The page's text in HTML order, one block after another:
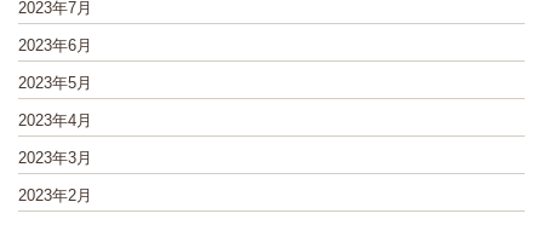
2023年7月
2023年6月
2023年5月
2023年4月
2023年3月
2023年2月